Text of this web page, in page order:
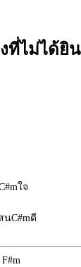
ที่ไม่ได้ยิน
ใจ
นC#mดี
F#m